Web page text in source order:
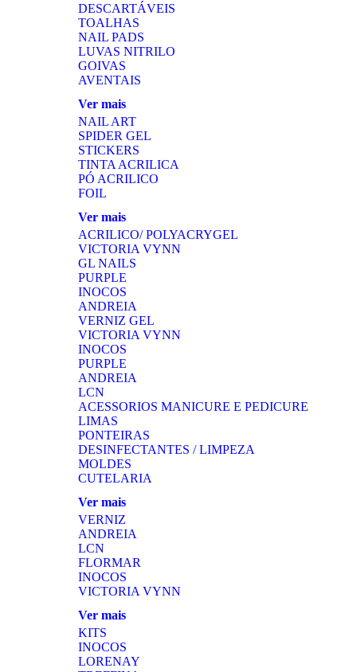
DESCARTÁVEIS
TOALHAS
NAIL PADS
LUVAS NITRILO
GOIVAS
AVENTAIS
Ver mais
NAIL ART
SPIDER GEL
STICKERS
TINTA ACRILICA
PÓ ACRILICO
FOIL
Ver mais
ACRILICO/ POLYACRYGEL
VICTORIA VYNN
GL NAILS
PURPLE
INOCOS
ANDREIA
VERNIZ GEL
VICTORIA VYNN
INOCOS
PURPLE
ANDREIA
LCN
ACESSORIOS MANICURE E PEDICURE
LIMAS
PONTEIRAS
DESINFECTANTES / LIMPEZA
MOLDES
CUTELARIA
Ver mais
VERNIZ
ANDREIA
LCN
FLORMAR
INOCOS
VICTORIA VYNN
Ver mais
KITS
INOCOS
LORENAY